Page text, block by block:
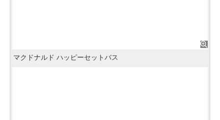
マクドナルド ハッピーセットバス